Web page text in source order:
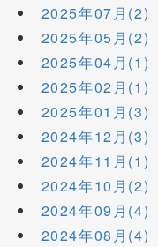
2025年07月(2)
2025年05月(2)
2025年04月(1)
2025年02月(1)
2025年01月(3)
2024年12月(3)
2024年11月(1)
2024年10月(2)
2024年09月(4)
2024年08月(4)